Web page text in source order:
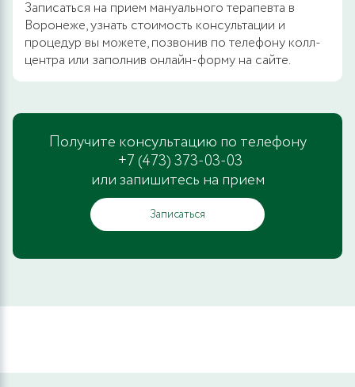
Записаться на прием мануального терапевта в
Воронеже, узнать стоимость консультации и
процедур вы можете, позвонив по телефону колл-
центра или заполнив онлайн-форму на сайте.
Получите консультацию по телефону
+7 (473) 373-03-03
или запишитесь на прием
Записаться